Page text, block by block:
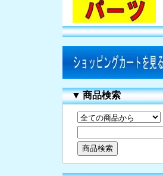
▼商品検索